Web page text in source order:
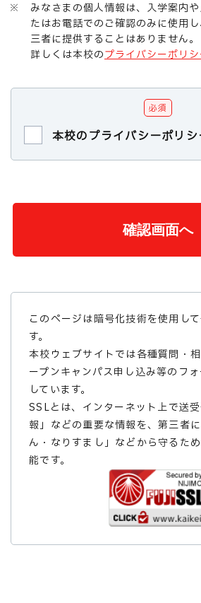
※ みなさまの個人情報は、入学案内や
たはお電話でのご確認のみに使用
三者に提供することはありません。
詳しくは本校のプライバシーポリシ
必須
本校のプライバシーポリ
このページは暗号化技術を使用し
す。
本校ウェブサイトでは各種質問・
ープンキャンパス申し込み等のフ
しています。
SSLとは、インターネット上で送
報」などの重要な情報を、第三者
ん・なりすまし」などから守るた
能です。